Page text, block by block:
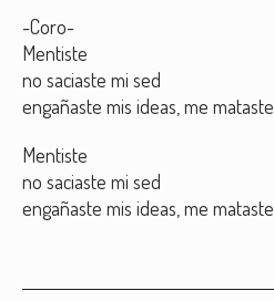
-Coro-
Mentiste
no saciaste mi sed
engañaste mis ideas, me mataste
Mentiste
no saciaste mi sed
engañaste mis ideas, me mataste